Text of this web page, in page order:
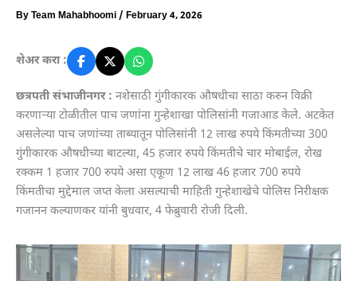
ByTeam Mahabhoomi/ February 4, 2026
शेअर करा :
छत्रपती संभाजीनगर : नशेसाठी गुंगीकारक औषधीचा साठा करुन विक्री
करणाऱ्या टोळीतील पाच जणांना गुन्हेशाखा पोलिसांनी गजाआड केले. अटकेत
असलेल्या पाच जणांच्या ताब्यातून पोलिसांनी 12 लाख रुपये किंमतीच्या 300
गुंगीकारक औषधीच्या बाटल्या, 45 हजार रुपये किंमतीचे चार मोबाईल, रोख
रक्कम 1 हजार 700 रुपये असा एकूण 12 लाख 46 हजार 700 रुपये
किंमतीचा मुद्देमाल जप्त केला असल्याची माहिती गुन्हेशाखेचे पोलिस निरीक्षक
गजानन कल्याणकर यांनी बुधवार, 4 फेब्रुवारी रोजी दिली.